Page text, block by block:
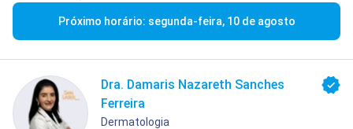
Próximo horário: segunda-feira, 10 de agosto
Dra. Damaris Nazareth Sanches
Ferreira
Dermatologia